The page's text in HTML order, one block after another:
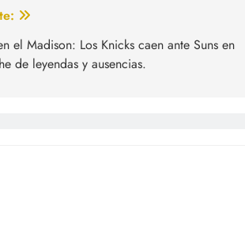
el Madison: Los Knicks caen ante Suns en
de leyendas y ausencias.